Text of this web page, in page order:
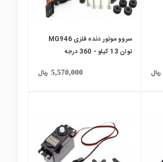
ریال
سروو موتور دنده فلزی MG946
توان 13 کیلو - 360 درجه
5,570,000 ریال